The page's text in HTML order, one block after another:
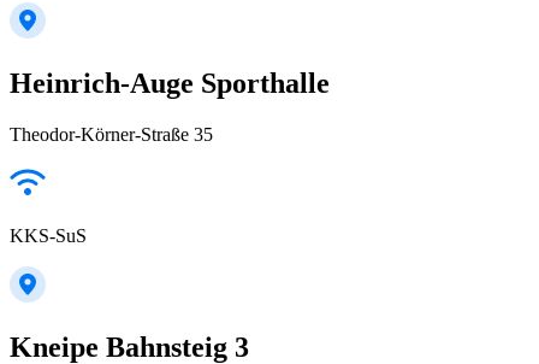
Heinrich-Auge Sporthalle
Theodor-Körner-Straße 35
KKS-SuS
Kneipe Bahnsteig 3